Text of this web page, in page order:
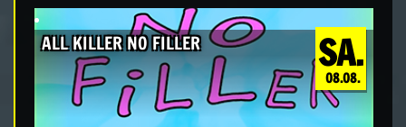
SA.
08.08.
ALL KILLER NO FILLER